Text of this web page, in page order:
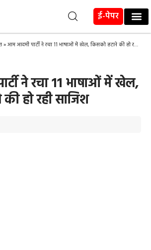
ई-पेपर
»आम आदमी पार्टी ने रचा 11 भाषाओं में खेल, किसको हटाने की हो रही साजिश
ने रचा 11 भाषाओं में खेल,
हो रही साजिश